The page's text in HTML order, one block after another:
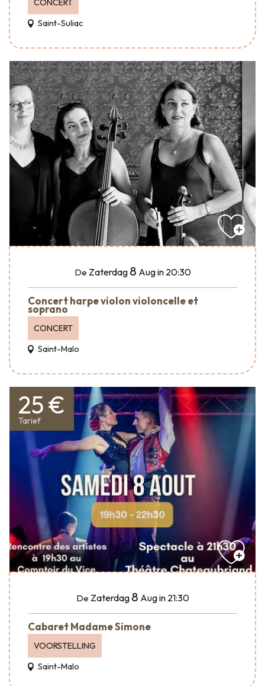
CONCERT
Saint-Suliac
De Zaterdag 8 Augin 20:30
Concert harpe violon violoncelle et
soprano
CONCERT
Saint-Malo
25 €
Tarief
De Zaterdag 8 Augin 21:30
Cabaret Madame Simone
VOORSTELLING
Saint-Malo